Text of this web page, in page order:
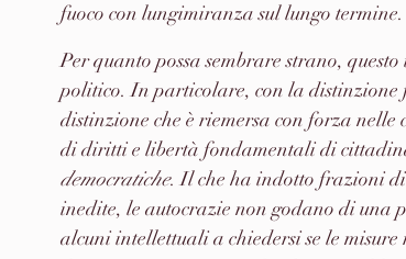
fuoco con lungimiranza sul lungo termine.
Per quanto possa sembrare strano,
politico. In particolare, con la distinzione
distinzione che è riemersa con forza
di diritti e libertà fondamentali di
democratiche. Il che ha indotto frazioni
inedite, le autocrazie non godano di una
alcuni intellettuali a chiedersi se le